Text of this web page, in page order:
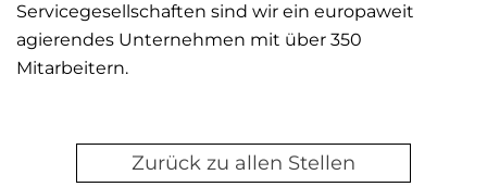
Servicegesellschaften sind wir ein europaweit
agierendes Unternehmen mit über 350
Mitarbeitern.
Zurück zu allen Stellen